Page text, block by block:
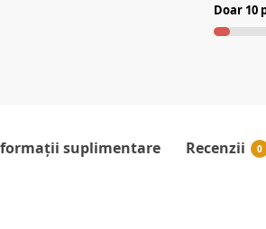
Doar 10
suplimentare Recenzii 0